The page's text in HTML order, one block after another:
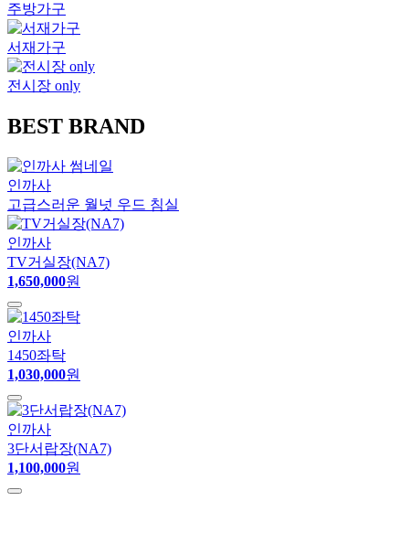
주방가구
서재가구
전시장 only
BEST BRAND
인까사
고급스러운 월넛 우드 침실
인까사
TV거실장(NA7)
1,650,000원
인까사
1450좌탁
1,030,000원
인까사
3단서랍장(NA7)
1,100,000원